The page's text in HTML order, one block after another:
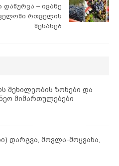
– ივანე
რთველის
შესახებ
მეხილეობის ზონები და
მიმართულებები
დარგვა, მოვლა-მოყვანა,